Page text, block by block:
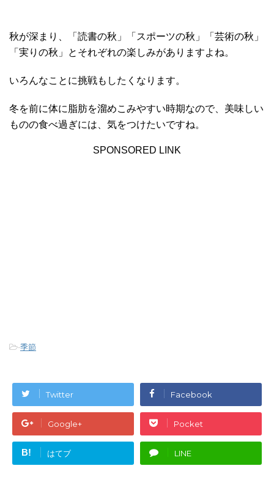
秋が深まり、「読書の秋」「スポーツの秋」「芸術の秋」
「実りの秋」とそれぞれの楽しみがありますよね。
いろんなことに挑戦もしたくなります。
冬を前に体に脂肪を溜めこみやすい時期なので、美味しい
ものの食べ過ぎには、気をつけたいですね。
SPONSORED LINK
-季節
Twitter Facebook
Google+ Pocket
B! はてブ LINE